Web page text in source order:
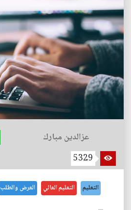
عزالدين مبارك
5329
التعليم التعليم العالي العرض والطلب